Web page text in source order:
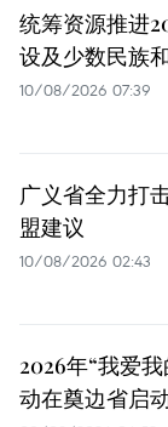
统筹资源推进
设及少数民族
10/08/2026 07:39
广义省全力打
盟建议
10/08/2026 02:43
2026年“我爱
动在奠边省启